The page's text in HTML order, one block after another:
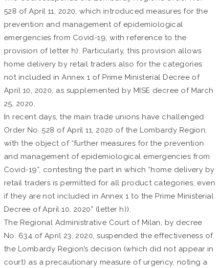
528 of April 11, 2020, which introduced measures for the
prevention and management of epidemiological
emergencies from Covid-19, with reference to the
provision of letter h). Particularly, this provision allows
home delivery by retail traders also for the categories
not included in Annex 1 of Prime Ministerial Decree of
April 10, 2020, as supplemented by MISE decree of March
25, 2020.
In recent days, the main trade unions have challenged
Order No. 528 of April 11, 2020 of the Lombardy Region,
with the object of “further measures for the prevention
and management of epidemiological emergencies from
Covid-19”, contesting the part in which “home delivery by
retail traders is permitted for all product categories, even
if they are not included in Annex 1 to the Prime Ministerial
Decree of April 10, 2020” (letter h)).
The Regional Administrative Court of Milan, by decree
No. 634 of April 23, 2020, suspended the effectiveness of
the Lombardy Region’s decision (which did not appear in
court) as a precautionary measure of urgency, noting a